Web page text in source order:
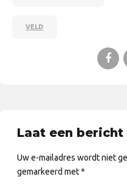
VELD
Laat een bericht
Uw e-mailadres wordt niet
gemarkeerd met *